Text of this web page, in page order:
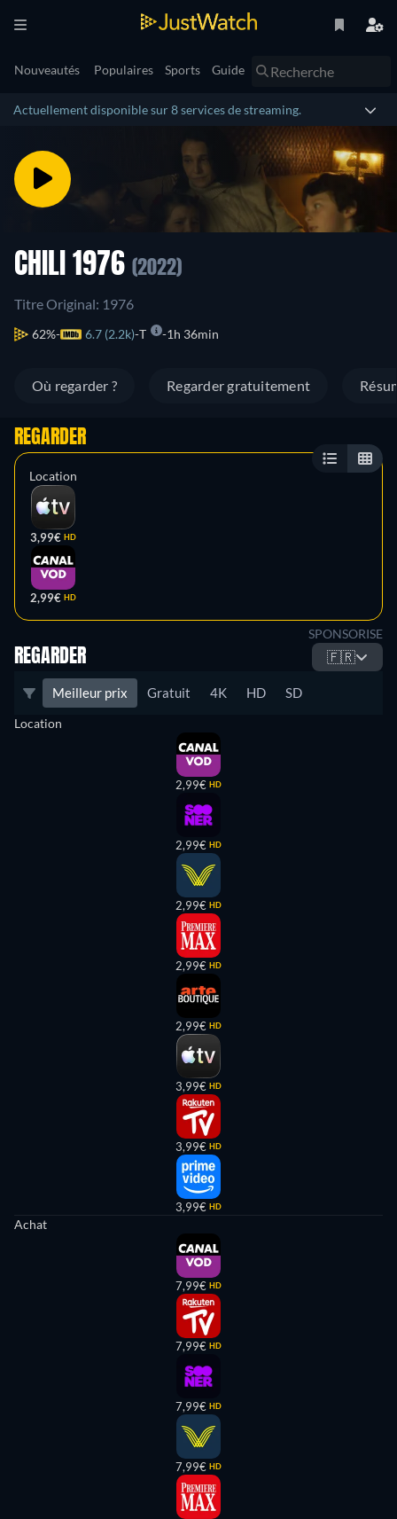
Nouveautés Populaires Sports Guide
Actuellement disponible sur 8 services de streaming.
CHILI 1976 (2022)
Titre Original: 1976
62% 6.7 (2.2k) T 1h 36min
Où regarder ? Regarder gratuitement
REGARDER
Location
3,99€ HD
2,99€ HD
SPONSORISE
REGARDER 🇫🇷
Meilleur prix Gratuit 4K HD SD
Location
2,99€ HD
2,99€ HD
2,99€ HD
2,99€ HD
2,99€ HD
3,99€ HD
3,99€ HD
3,99€ HD
Achat
7,99€ HD
7,99€ HD
7,99€ HD
7,99€ HD